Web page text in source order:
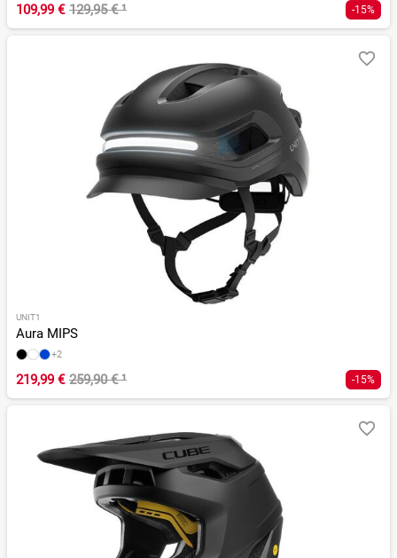
109,99 € 129,95 €¹ -15%
UNIT1
Aura MIPS
+2
219,99 € 259,90 €¹ -15%